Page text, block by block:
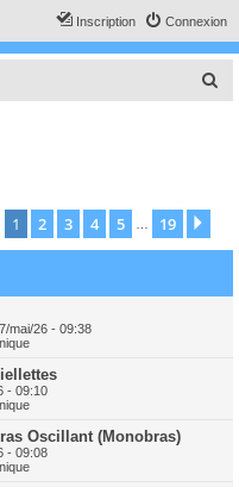
Connexion
Inscription
c
Page 1sur19
1 2 3 4 5 19
mai/26 - 09:38
- 09:10
Oscillant (Monobras)
- 09:08